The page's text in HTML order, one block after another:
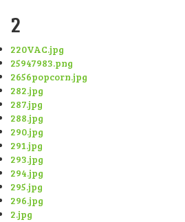
2
220VAC.jpg
25947983.png
2656popcorn.jpg
282.jpg
287.jpg
288.jpg
290.jpg
291.jpg
293.jpg
294.jpg
295.jpg
296.jpg
2.jpg